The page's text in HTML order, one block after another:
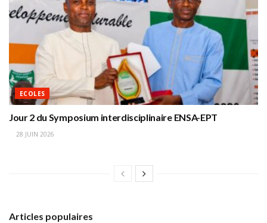
ECOLES
Jour 2 du Symposium interdisciplinaire ENSA-EPT
28 JUIN 2026
Articles populaires